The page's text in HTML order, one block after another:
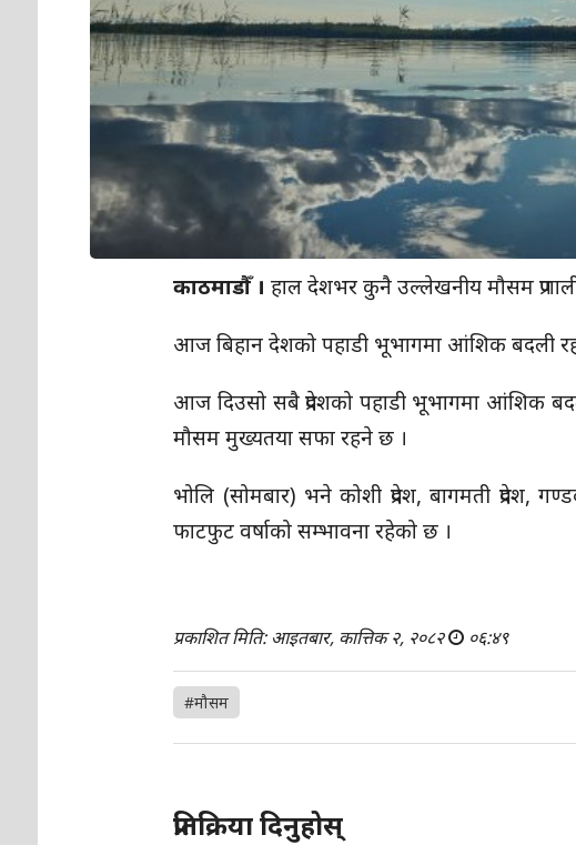
काठमाडौँ ।हाल देशभर कुनै उल्लेखनीय मौसम
आज बिहान देशको पहाडी भूभागमा आंशिक बदली
आज दिउसो सबै प्रदेशको पहाडी भूभागमा आंशिक
मौसम मुख्यतया सफा रहने छ ।
भोलि (सोमबार) भने कोशी प्रदेश, बागमती प्रदेश,
फाटफुट वर्षाको सम्भावना रहेको छ ।
प्रकाशित मिति: आइतबार, कात्तिक २, २०८२ ०६:४९
#मौसम
प्रतिक्रिया दिनुहोस्